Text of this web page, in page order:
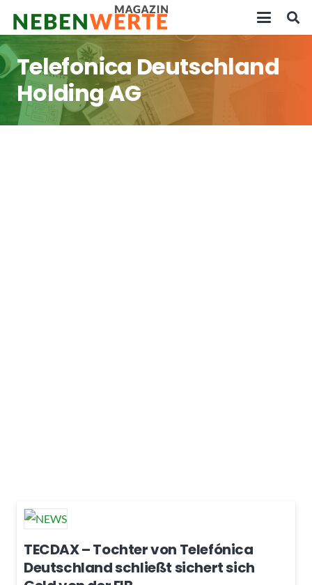
Telefonica Deutschland
Holding AG
TECDAX – Tochter von Telefónica
Deutschland schließt sichert sich